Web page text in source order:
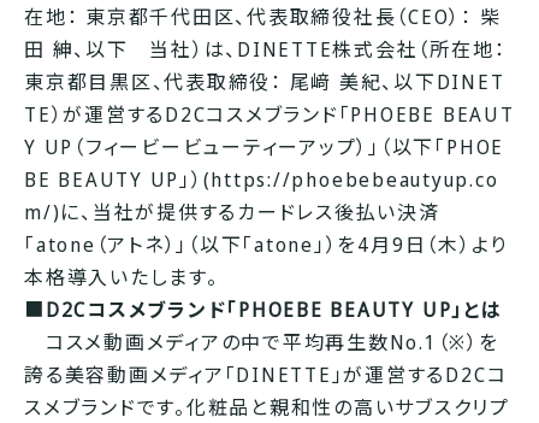
在地： 東京都千代田区、代表取締役社長（CEO）： 柴
田 紳、以下 当社）は、DINETTE株式会社（所在地：
東京都目黒区、代表取締役： 尾﨑 美紀、以下DINET
TE）が運営するD2Cコスメブランド「PHOEBE BEAUT
Y UP（フィービービューティーアップ）」（以下「PHOE
BE BEAUTY UP」）(https://phoebebeautyup.co
m/)に、当社が提供するカードレス後払い決済
「atone（アトネ）」（以下「atone」）を4月9日（木）より
本格導入いたします。
■D2Cコスメブランド「PHOEBE BEAUTY UP」とは
コスメ動画メディアの中で平均再生数No.1（※）を
誇る美容動画メディア「DINETTE」が運営するD2Cコ
スメブランドです。化粧品と親和性の高いサブスクリプ